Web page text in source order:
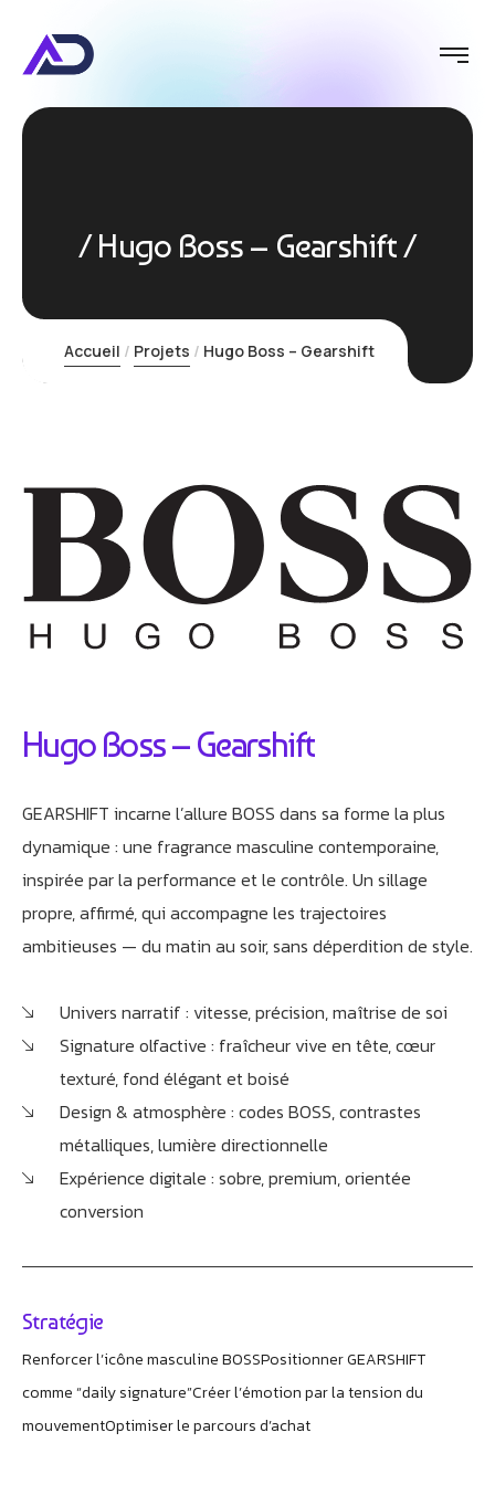
Hugo Boss – Gearshift
Accueil Projets Hugo Boss – Gearshift
Hugo Boss – Gearshift
GEARSHIFT incarne l’allure BOSS dans sa forme la plus
dynamique : une fragrance masculine contemporaine,
inspirée par la performance et le contrôle. Un sillage
propre, affirmé, qui accompagne les trajectoires
ambitieuses — du matin au soir, sans déperdition de style.
Univers narratif : vitesse, précision, maîtrise de soi
Signature olfactive : fraîcheur vive en tête, cœur
texturé, fond élégant et boisé
Design & atmosphère : codes BOSS, contrastes
métalliques, lumière directionnelle
Expérience digitale : sobre, premium, orientée
conversion
Stratégie
Renforcer l’icône masculine BOSSPositionner GEARSHIFT
comme “daily signature”Créer l’émotion par la tension du
mouvementOptimiser le parcours d’achat